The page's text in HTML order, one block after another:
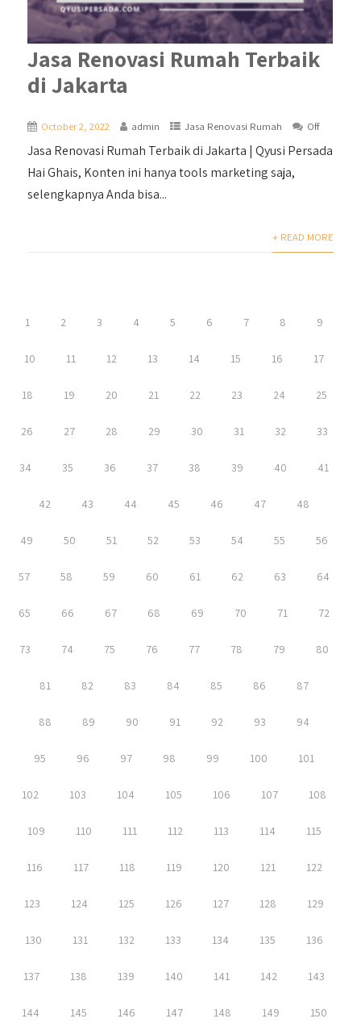
Jasa Renovasi Rumah Terbaik
di Jakarta
October 2, 2022 admin Jasa Renovasi Rumah Off
Jasa Renovasi Rumah Terbaik di Jakarta | Qyusi Persada
Hai Ghais, Konten ini hanya tools marketing saja,
selengkapnya Anda bisa...
+ READ MORE
1 2 3 4 5 6 7 8 9
10 11 12 13 14 15 16 17
18 19 20 21 22 23 24 25
26 27 28 29 30 31 32 33
34 35 36 37 38 39 40 41
42 43 44 45 46 47 48
49 50 51 52 53 54 55 56
57 58 59 60 61 62 63 64
65 66 67 68 69 70 71 72
73 74 75 76 77 78 79 80
81 82 83 84 85 86 87
88 89 90 91 92 93 94
95 96 97 98 99 100 101
102 103 104 105 106 107 108
109 110 111 112 113 114 115
116 117 118 119 120 121 122
123 124 125 126 127 128 129
130 131 132 133 134 135 136
137 138 139 140 141 142 143
144 145 146 147 148 149 150